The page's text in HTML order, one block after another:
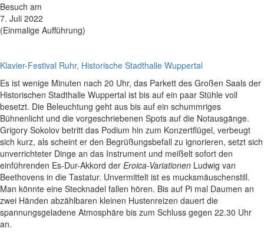
Besuch am
7. Juli 2022
(Einmalige Aufführung)
Klavier-Festival Ruhr, Historische Stadthalle Wuppertal
Es ist wenige Minuten nach 20 Uhr, das Parkett des Großen Saals der
Historischen Stadthalle Wuppertal ist bis auf ein paar Stühle voll
besetzt. Die Beleuchtung geht aus bis auf ein schummriges
Bühnenlicht und die vorgeschriebenen Spots auf die Notausgänge.
Grigory Sokolov betritt das Podium hin zum Konzertflügel, verbeugt
sich kurz, als scheint er den Begrüßungsbefall zu ignorieren, setzt sich
unverrichteter Dinge an das Instrument und meißelt sofort den
einführenden Es-Dur-Akkord der Eroica-Variationen Ludwig van
Beethovens in die Tastatur. Unvermittelt ist es mucksmäuschenstill.
Man könnte eine Stecknadel fallen hören. Bis auf Pi mal Daumen an
zwei Händen abzählbaren kleinen Hustenreizen dauert die
spannungsgeladene Atmosphäre bis zum Schluss gegen 22.30 Uhr
an.